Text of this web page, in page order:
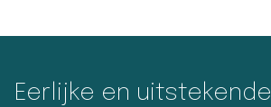
Eerlijke en uitstekende